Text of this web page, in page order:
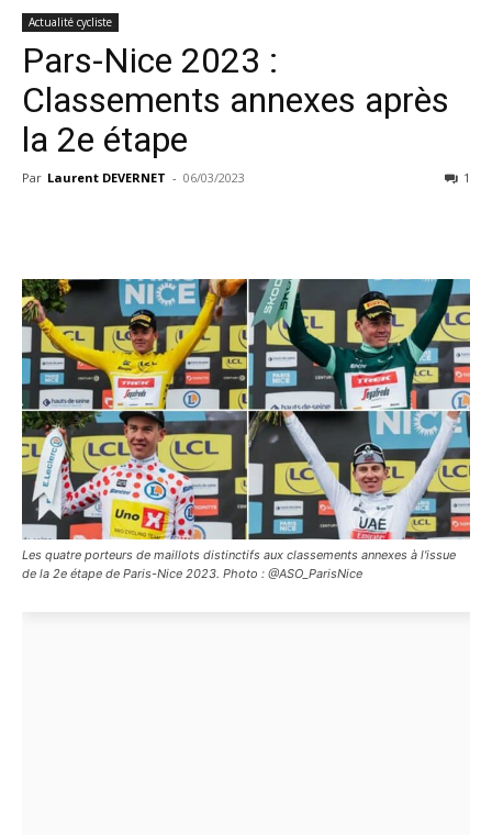
Actualité cycliste
Pars-Nice 2023 :
Classements annexes après
la 2e étape
Par Laurent DEVERNET - 06/03/2023 1
Les quatre porteurs de maillots distinctifs aux classements annexes à l'issue
de la 2e étape de Paris-Nice 2023. Photo : @ASO_ParisNice